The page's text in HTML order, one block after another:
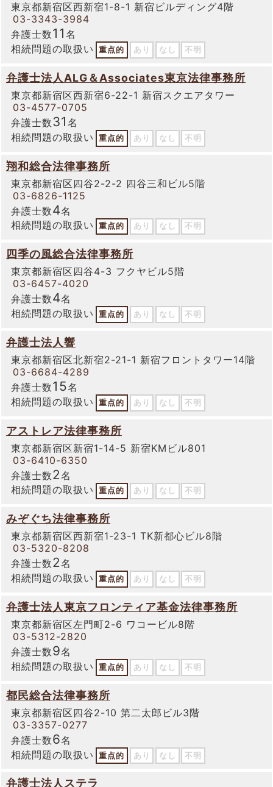
東京都新宿区西新宿1-8-1 新宿ビルディング4階
03-3343-3984
弁護士数11 名
相続問題の取扱い
重点的 あり なし 不明
弁護士法人ALG＆Associates東京法律事務所
東京都新宿区西新宿6-22-1 新宿スクエアタワー
03-4577-0705
弁護士数31 名
相続問題の取扱い
重点的 あり なし 不明
翔和総合法律事務所
東京都新宿区四谷2-2-2 四谷三和ビル5階
03-6826-1125
弁護士数4名
相続問題の取扱い
重点的 あり なし 不明
四季の風総合法律事務所
東京都新宿区四谷4-3 フクヤビル5階
03-6457-4020
弁護士数4名
相続問題の取扱い
重点的 あり なし 不明
弁護士法人響
東京都新宿区北新宿2-21-1 新宿フロントタワー14階
03-6684-4289
弁護士数15名
相続問題の取扱い
重点的 あり なし 不明
アストレア法律事務所
東京都新宿区新宿1-14-5 新宿KMビル801
03-6410-6350
弁護士数2名
相続問題の取扱い
重点的 あり なし 不明
みぞぐち法律事務所
東京都新宿区西新宿1-23-1 TK新都心ビル8階
03-5320-8208
弁護士数2名
相続問題の取扱い
重点的 あり なし 不明
弁護士法人東京フロンティア基金法律事務所
東京都新宿区左門町2-6 ワコービル8階
03-5312-2820
弁護士数9名
相続問題の取扱い
重点的 あり なし 不明
都民総合法律事務所
東京都新宿区四谷2-10 第二太郎ビル3階
03-3357-0277
弁護士数6名
相続問題の取扱い
重点的 あり なし 不明
弁護士法人ステラ